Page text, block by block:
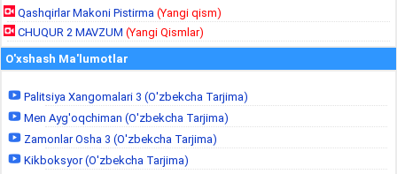
Qashqirlar Makoni Pistirma (Yangi qism)
CHUQUR 2 MAVZUM (Yangi Qismlar)
O'xshash Ma'lumotlar
Palitsiya Xangomalari 3 (O'zbekcha Tarjima)
Men Ayg'oqchiman (O'zbekcha Tarjima)
Zamonlar Osha 3 (O'zbekcha Tarjima)
Kikboksyor (O'zbekcha Tarjima)